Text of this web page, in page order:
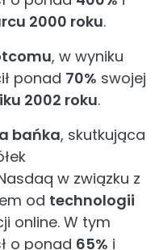
2000 roku.
, w wyniku
ponad 70% swojej
2002 roku.
bańka, skutkująca
w związku z
od technologii
online. W tym
o ponad 65% i